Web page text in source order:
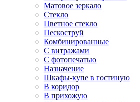
Матовое зеркало
Стекло
Цветное стекло
Пескоструй
Комбинированные
С витражами
С фотопечатью
Назначение
Шкафы-купе в гостиную
В коридор
В прихожую